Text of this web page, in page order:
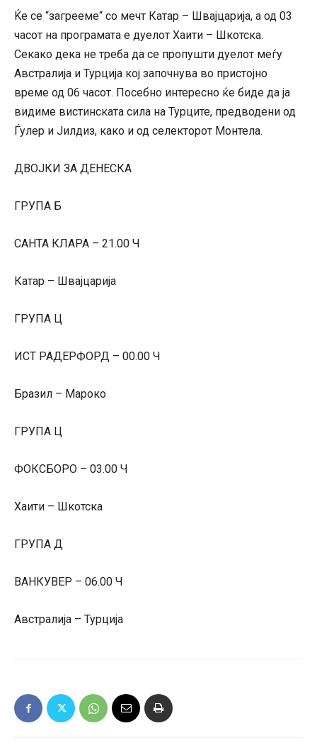
Ќе се “загрееме“ со мечт Катар – Швајцарија, а од 03
часот на програмата е дуелот Хаити – Шкотска.
Секако дека не треба да се пропушти дуелот меѓу
Австралија и Турција кој започнува во пристојно
време од 06 часот. Посебно интересно ќе биде да ја
видиме вистинската сила на Турците, предводени од
Ѓулер и Јилдиз, како и од селекторот Монтела.
ДВОЈКИ ЗА ДЕНЕСКА
ГРУПА Б
САНТА КЛАРА – 21.00 Ч
Катар – Швајцарија
ГРУПА Ц
ИСТ РАДЕРФОРД – 00.00 Ч
Бразил – Мароко
ГРУПА Ц
ФОКСБОРО – 03.00 Ч
Хаити – Шкотска
ГРУПА Д
ВАНКУВЕР – 06.00 Ч
Австралија – Турција